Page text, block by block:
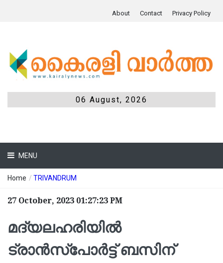
About Contact Privacy Policy
06 August, 2026
MENU
Home / TRIVANDRUM
27 October, 2023 01:27:23 PM
മദ്യലഹരിയിൽ
ട്രാൻസ്പോർട്ട് ബസിന്